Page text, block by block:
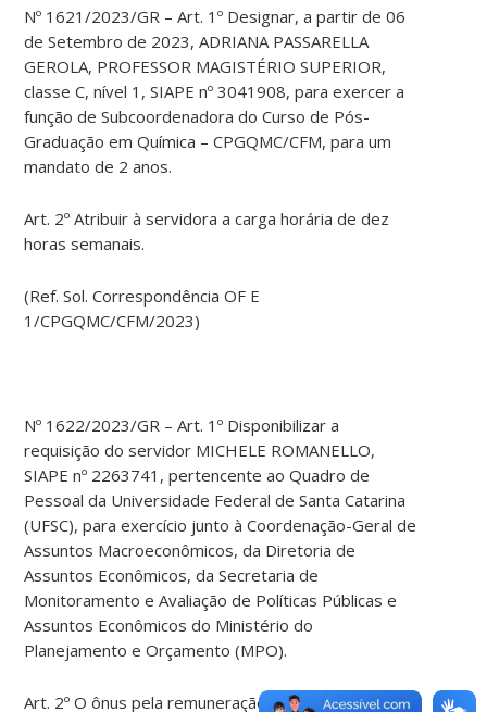
Nº 1621/2023/GR – Art. 1º Designar, a partir de 06
de Setembro de 2023, ADRIANA PASSARELLA
GEROLA, PROFESSOR MAGISTÉRIO SUPERIOR,
classe C, nível 1, SIAPE nº 3041908, para exercer a
função de Subcoordenadora do Curso de Pós-
Graduação em Química – CPGQMC/CFM, para um
mandato de 2 anos.
Art. 2º Atribuir à servidora a carga horária de dez
horas semanais.
(Ref. Sol. Correspondência OF E
1/CPGQMC/CFM/2023)
Nº 1622/2023/GR – Art. 1º Disponibilizar a
requisição do servidor MICHELE ROMANELLO,
SIAPE nº 2263741, pertencente ao Quadro de
Pessoal da Universidade Federal de Santa Catarina
(UFSC), para exercício junto à Coordenação-Geral de
Assuntos Macroeconômicos, da Diretoria de
Assuntos Econômicos, da Secretaria de
Monitoramento e Avaliação de Políticas Públicas e
Assuntos Econômicos do Ministério do
Planejamento e Orçamento (MPO).
Art. 2º O ônus pela remuneração é do órgão